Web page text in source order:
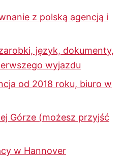
z polską agencją i
język, dokumenty,
wyjazdu
od 2018 roku, biuro w
Górze (możesz przyjść
w Hannover